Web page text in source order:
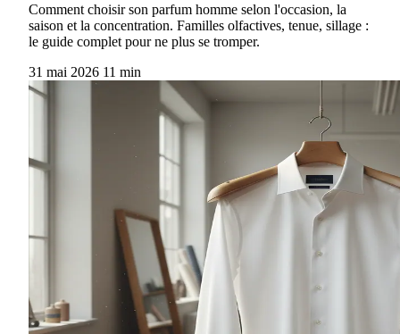
Comment choisir son parfum homme selon l'occasion, la
saison et la concentration. Familles olfactives, tenue, sillage :
le guide complet pour ne plus se tromper.
31 mai 2026 11 min